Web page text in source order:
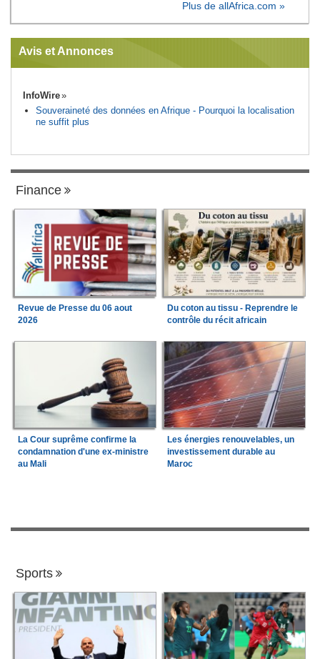
Plus de allAfrica.com »
Avis et Annonces
InfoWire
Souveraineté des données en Afrique - Pourquoi la localisation
ne suffit plus
Finance
Revue de Presse du 06 aout
2026
Du coton au tissu - Reprendre le
contrôle du récit africain
La Cour suprême confirme la
condamnation d'une ex-ministre
au Mali
Les énergies renouvelables, un
investissement durable au
Maroc
Sports